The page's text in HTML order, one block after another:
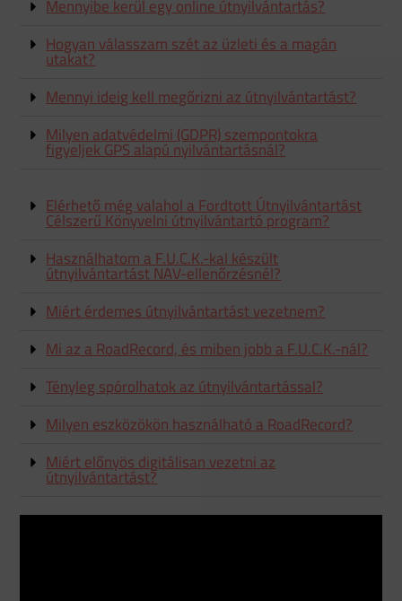
Mennyibe kerül egy online útnyilvántartás?
Hogyan válasszam szét az üzleti és a magán
utakat?
Mennyi ideig kell megőrizni az útnyilvántartást?
Milyen adatvédelmi (GDPR) szempontokra
figyeljek GPS alapú nyilvántartásnál?
Elérhető még valahol a Fordtott Útnyilvántartást
Célszerű Könyvelni útnyilvántartó program?
Használhatom a F.U.C.K.-kal készült
útnyilvántartást NAV-ellenőrzésnél?
Miért érdemes útnyilvántartást vezetnem?
Mi az a RoadRecord, és miben jobb a F.U.C.K.-nál?
Tényleg spórolhatok az útnyilvántartással?
Milyen eszközökön használható a RoadRecord?
Miért előnyös digitálisan vezetni az
útnyilvántartást?